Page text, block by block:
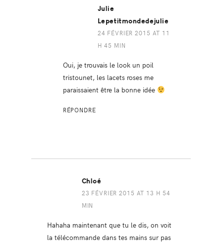
Julie
Lepetitmondedejulie
24 FÉVRIER 2015 AT 11
H 45 MIN
Oui, je trouvais le look un poil
tristounet, les lacets roses me
paraissaient être la bonne idée
RÉPONDRE
Chloé
23 FÉVRIER 2015 AT 13 H 54
MIN
Hahaha maintenant que tu le dis, on voit
la télécommande dans tes mains sur pas